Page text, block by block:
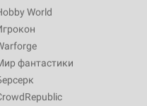
World
фантастики